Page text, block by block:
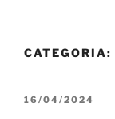
CATEGORIA:
PUBLICADO
16/04/2024